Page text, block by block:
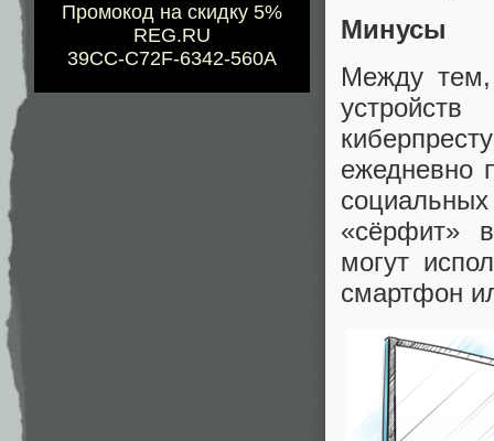
Промокод на скидку 5%
REG.RU
39CC-C72F-6342-560A
Минусы
Между тем,
ежедневно
«сёрфит»
могут
смартфон